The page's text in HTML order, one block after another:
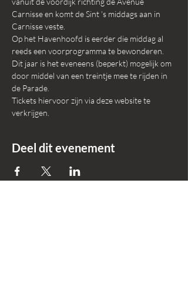
Carnisse en komt de Sint 's middags aan in
Carnisse veste.
Op het Havenhoofd is eerder die middag al
reeds een voorprogramma te bewonderen.
Dit jaar is het eveneens (beperkt) mogelijk om
door middel van een treintje mee te rijden in
de Parade.
Tickets hiervoor zijn via deze website te
verkrijgen.
Deel dit evenement